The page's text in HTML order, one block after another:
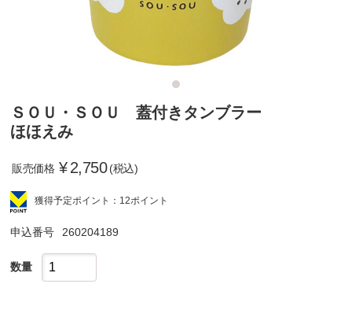
ＳＯＵ・ＳＯＵ 蓋付きタンブラー
ほほえみ
販売価格 ¥2,750 (税込)
獲得予定ポイント：12ポイント
申込番号 260204189
数量